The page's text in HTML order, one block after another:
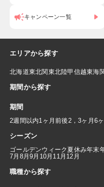
キャンペーン一覧
エリアから探す
北海道東北関東北陸甲信越東海
期間から探す
期間
2週間以内1ヶ月前後2，3ヶ月 6
シーズン
ゴールデンウィーク 夏休み年末
7月 8月9月 10月 11月 12月
職種から探す